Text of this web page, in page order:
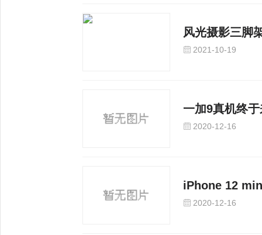
风光摄影三脚
2021-10-19
一加9真机终
2020-12-16
iPhone 12
2020-12-16